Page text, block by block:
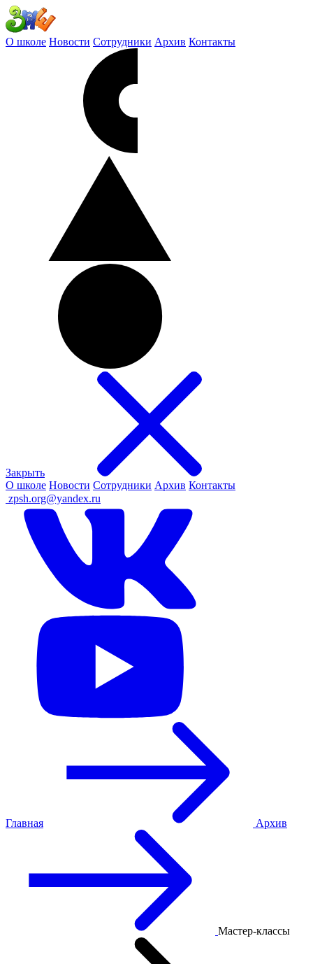
О школе Новости Сотрудники Архив Контакты
Закрыть
О школе Новости Сотрудники Архив Контакты
zpsh.org@yandex.ru
Главная Архив
Мастер-классы